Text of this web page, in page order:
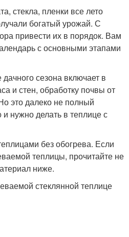
стекла, пленки все лето
богатый урожай. С
привести их в порядок. Вам
с основными этапами
сезона включает в
и стен, обработку почвы от
это далеко не полный
нужно делать в теплице с
без обогрева. Если
теплицы, прочитайте не
ниже.
стеклянной теплице